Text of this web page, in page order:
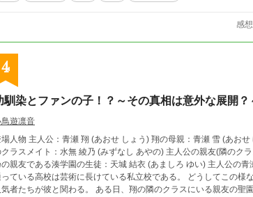
感
4
馴染とファンの子！？～その真相は意外な展開？
遊凛音
しょう) 翔の母親：青瀬 雪 (あおせ ゆき) 主人公のクラスメイト：相場 颯太(あいば そうた) 主人公
スメイト：水無 綾乃 (みずなし あやの) 主人公の親友(隣のクラス)で幼馴染：神楽 聖園 (かぐら みその) 聖園に恋心を寄せる綾
友である湊学園の生徒：天城 結衣 (あましろ ゆい) 主人公の青瀬 翔は特に才能が無いのだと自分に言い聞かせていた。 だが、
ている高校は芸術に長けている私立校である。 どうしてこの
彼と関わる。 ある日、翔の隣のクラスにいる親友の聖園を巡っての計画に 巻き込まれてしまうのだが、物語が進展して